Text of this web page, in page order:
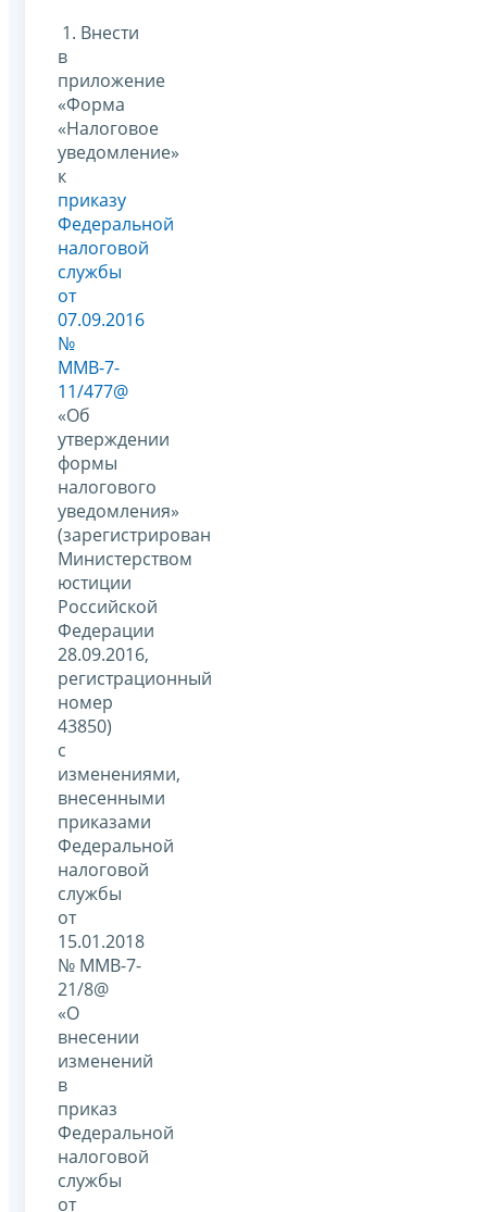
1. Внести
в
приложение
«Форма
«Налоговое
уведомление»
к
приказу
Федеральной
налоговой
службы
от
07.09.2016
№
ММВ-7-
11/477@
«Об
утверждении
формы
налогового
уведомления»
(зарегистрирован
Министерством
юстиции
Российской
Федерации
28.09.2016,
регистрационный
номер
43850)
с
изменениями,
внесенными
приказами
Федеральной
налоговой
службы
от
15.01.2018
№ ММВ-7-
21/8@
«О
внесении
изменений
в
приказ
Федеральной
налоговой
службы
от